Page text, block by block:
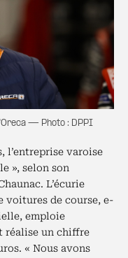
— Photo : DPPI
l’entreprise varoise
», selon son
L’écurie
voitures de course, e-
emploie
réalise un chiffre
« Nous avons